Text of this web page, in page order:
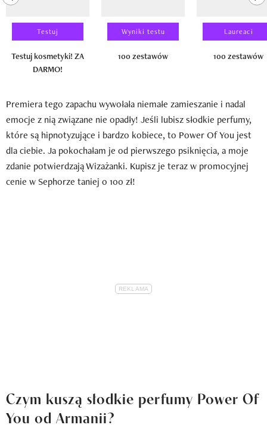
Testuj
Testuj kosmetyki! ZA
DARMO!
Wyniki testu
100 zestawów
Laureaci
100 zestawów
Premiera tego zapachu wywołała niemałe zamieszanie i nadal
emocje z nią związane nie opadły! Jeśli lubisz słodkie perfumy,
które są hipnotyzujące i bardzo kobiece, to Power Of You jest
dla ciebie. Ja pokochałam je od pierwszego psiknięcia, a moje
zdanie potwierdzają Wizażanki. Kupisz je teraz w promocyjnej
cenie w Sephorze taniej o 100 zł!
Czym kuszą słodkie perfumy Power Of
You od Armanii?